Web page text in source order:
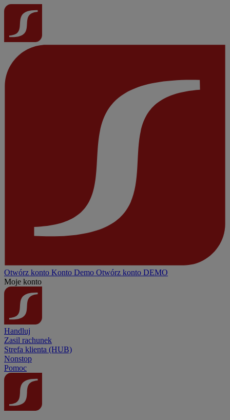
Otwórz konto Konto Demo Otwórz konto DEMO
Moje konto
Handluj
Zasil rachunek
Strefa klienta (HUB)
Nonstop
Pomoc